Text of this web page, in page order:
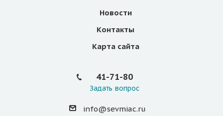
Новости
Контакты
Карта сайта
41-71-80
Задать вопрос
info@sevmiac.ru